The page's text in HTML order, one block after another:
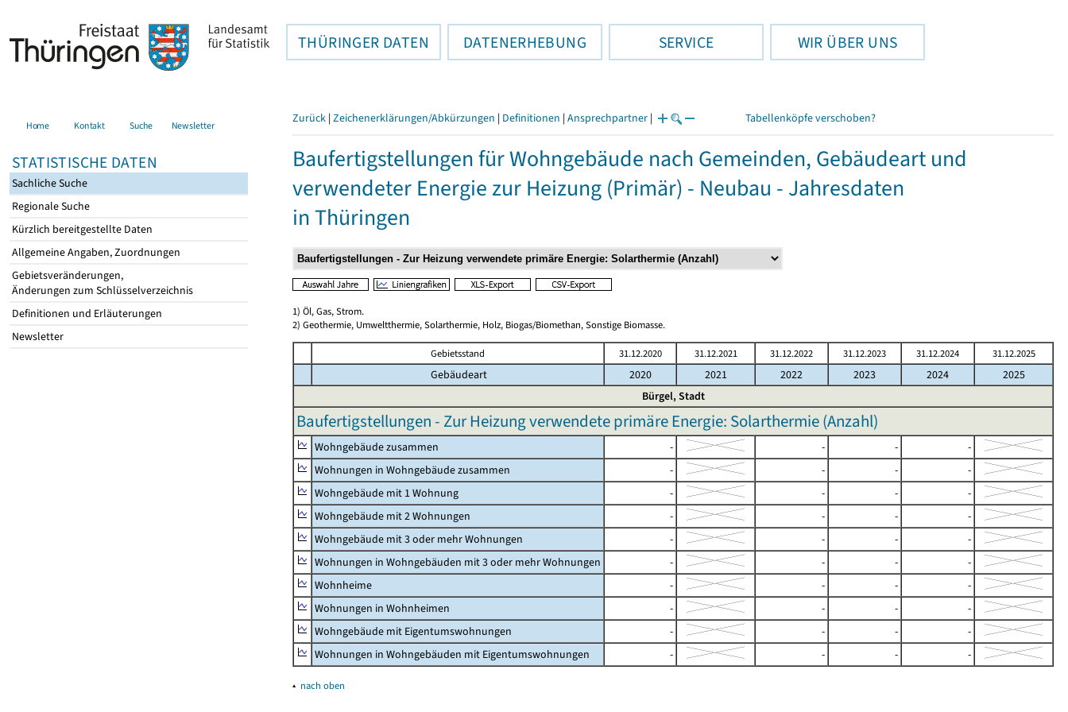
THÜRINGER DATEN DATENERHEBUNG SERVICE WIR ÜBER UNS
Home Kontakt Suche Newsletter
STATISTISCHE DATEN
Sachliche Suche
Regionale Suche
Kürzlich bereitgestellte Daten
Allgemeine Angaben, Zuordnungen
Gebietsveränderungen,
Änderungen zum Schlüsselverzeichnis
Definitionen und Erläuterungen
Newsletter
Zurück | Zeichenerklärungen/Abkürzungen | Definitionen | Ansprechpartner | Tabellenköpfe verschoben?
Baufertigstellungen für Wohngebäude nach Gemeinden, Gebäudeart und
verwendeter Energie zur Heizung (Primär) - Neubau - Jahresdaten
in Thüringen
1) Öl, Gas, Strom.
2) Geothermie, Umweltthermie, Solarthermie, Holz, Biogas/Biomethan, Sonstige Biomasse.
Gebietsstand 31.12.2020 31.12.2021 31.12.2022 31.12.2023 31.12.2024 31.12.2025
Gebäudeart 2020 2021 2022 2023 2024
2025
Bürgel, Stadt
Baufertigstellungen - Zur Heizung verwendete primäre Energie: Solarthermie (Anzahl)
Wohngebäude zusammen - - -
-
Wohnungen in Wohngebäude zusammen
- - -
-
Wohngebäude mit 1 Wohnung
- - -
-
Wohngebäude mit 2 Wohnungen
- - -
-
Wohngebäude mit 3 oder mehr Wohnungen
- - -
-
Wohnungen in Wohngebäuden mit 3 oder mehr Wohnungen
- - -
-
Wohnheime
- - -
-
Wohnungen in Wohnheimen
- - -
-
Wohngebäude mit Eigentumswohnungen
- - -
-
Wohnungen in Wohngebäuden mit Eigentumswohnungen
- - - -
▴ nach oben